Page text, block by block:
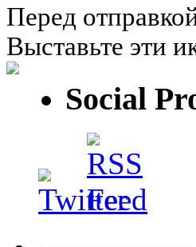
Перед
Выставьте эти
Social